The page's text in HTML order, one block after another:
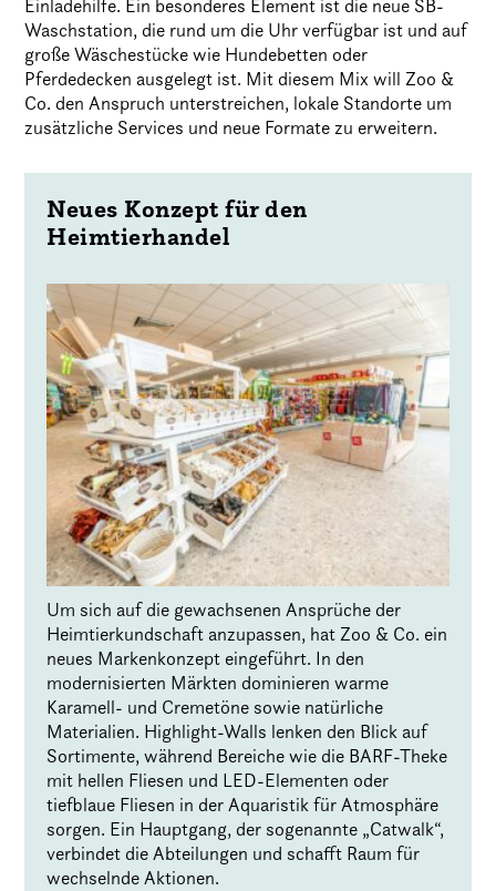
Einladehilfe. Ein besonderes Element ist die neue SB-
Waschstation, die rund um die Uhr verfügbar ist und auf
große Wäschestücke wie Hundebetten oder
Pferdedecken ausgelegt ist. Mit diesem Mix will Zoo &
Co. den Anspruch unterstreichen, lokale Standorte um
zusätzliche Services und neue Formate zu erweitern.
Neues Konzept für den
Heimtierhandel
Um sich auf die gewachsenen Ansprüche der
Heimtierkundschaft anzupassen, hat Zoo & Co. ein
neues Markenkonzept eingeführt. In den
modernisierten Märkten dominieren warme
Karamell- und Cremetöne sowie natürliche
Materialien. Highlight-Walls lenken den Blick auf
Sortimente, während Bereiche wie die BARF-Theke
mit hellen Fliesen und LED-Elementen oder
tiefblaue Fliesen in der Aquaristik für Atmosphäre
sorgen. Ein Hauptgang, der sogenannte „Catwalk“,
verbindet die Abteilungen und schafft Raum für
wechselnde Aktionen.